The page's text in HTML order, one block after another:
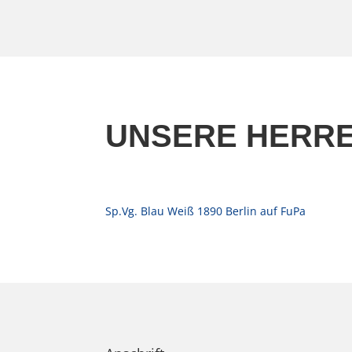
UNSERE
Sp.Vg. Blau Weiß 1890 Berlin auf FuPa